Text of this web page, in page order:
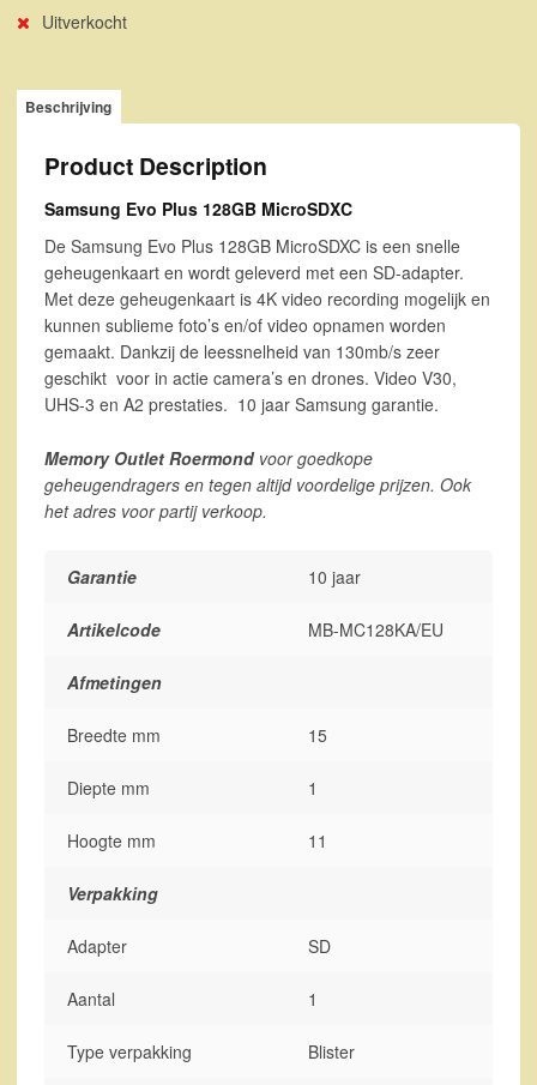
Uitverkocht
Beschrijving
Product Description
Samsung Evo Plus 128GB MicroSDXC
De Samsung Evo Plus 128GB MicroSDXC is een snelle
geheugenkaart en wordt geleverd met een SD-adapter.
Met deze geheugenkaart is 4K video recording mogelijk en
kunnen sublieme foto’s en/of video opnamen worden
gemaakt. Dankzij de leessnelheid van 130mb/s zeer
geschikt voor in actie camera’s en drones. Video V30,
UHS-3 en A2 prestaties. 10 jaar Samsung garantie.
Memory Outlet Roermondvoor goedkope
geheugendragers en tegen altijd voordelige prijzen. Ook
het adres voor partij verkoop.
Garantie 10 jaar
Artikelcode MB-MC128KA/EU
Afmetingen
Breedte mm 15
Diepte mm 1
Hoogte mm 11
Verpakking
Adapter SD
Aantal 1
Type verpakking Blister